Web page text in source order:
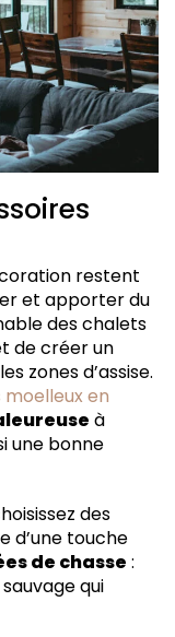
restent
et apporter du
des chalets
de créer un
zones d’assise.
en
à
une bonne
des
d’une touche
de chasse :
qui